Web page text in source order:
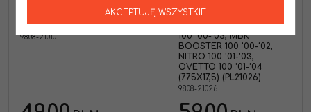
MIO 100 '05-'14 (728X19)
(PL21010)
9808-21010
YAMAHA AEROX 100 '00-
'03, BWS 100 '99-'01, NEOS
100 '00-'03, MBK
BOOSTER 100 '00-'02,
NITRO 100 '01-'03,
OVETTO 100 '01-'04
(775X17,5) (PL21026)
9808-21026
AKCEPTUJĘ WSZYSTKIE